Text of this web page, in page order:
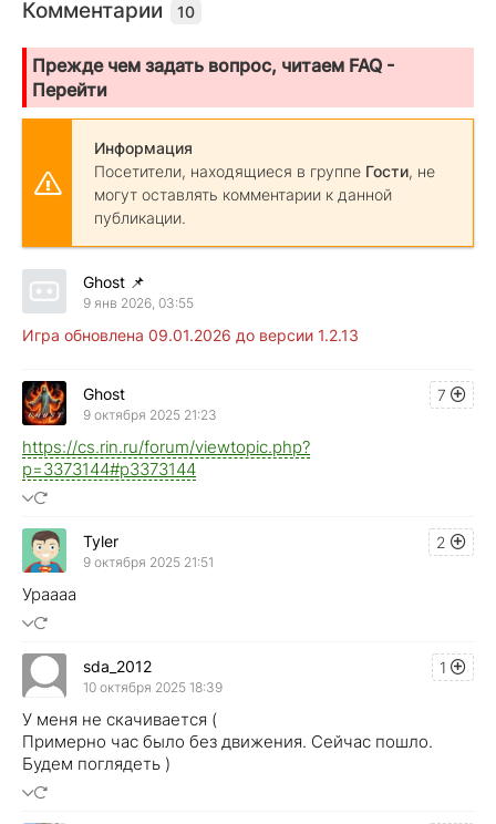
Комментарии 10
Прежде чем задать вопрос, читаем FAQ -
Перейти
Информация
Посетители, находящиеся в группе Гости, не
могут оставлять комментарии к данной
публикации.
Ghost 📌
9 янв 2026, 03:55
Игра обновлена 09.01.2026 до версии 1.2.13
7
Ghost
9 октября 2025 21:23
https://cs.rin.ru/forum/viewtopic.php?
p=3373144#p3373144
2
Tyler
9 октября 2025 21:51
Ураааа
1
sda_2012
10 октября 2025 18:39
У меня не скачивается (
Примерно час было без движения. Сейчас пошло.
Будем поглядеть )